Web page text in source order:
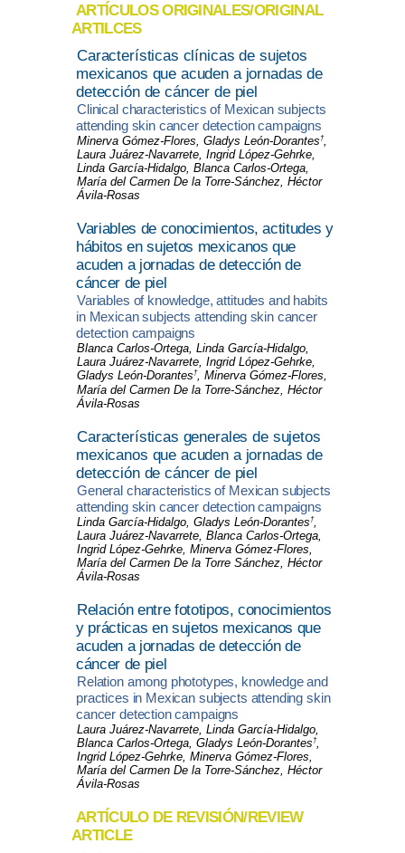
ARTÍCULOS ORIGINALES/ORIGINAL
ARTILCES
Características clínicas de sujetos
mexicanos que acuden a jornadas de
detección de cáncer de piel
Clinical characteristics of Mexican subjects
attending skin cancer detection campaigns
Minerva Gómez-Flores, Gladys León-Dorantes †,
Laura Juárez-Navarrete, Ingrid López-Gehrke,
Linda García-Hidalgo, Blanca Carlos-Ortega,
María del Carmen De la Torre-Sánchez, Héctor
Ávila-Rosas
Variables de conocimientos, actitudes y
hábitos en sujetos mexicanos que
acuden a jornadas de detección de
cáncer de piel
Variables of knowledge, attitudes and habits
in Mexican subjects attending skin cancer
detection campaigns
Blanca Carlos-Ortega, Linda García-Hidalgo,
Laura Juárez-Navarrete, Ingrid López-Gehrke,
Gladys León-Dorantes †, Minerva Gómez-Flores,
María del Carmen De la Torre-Sánchez, Héctor
Ávila-Rosas
Características generales de sujetos
mexicanos que acuden a jornadas de
detección de cáncer de piel
General characteristics of Mexican subjects
attending skin cancer detection campaigns
Linda García-Hidalgo, Gladys León-Dorantes †,
Laura Juárez-Navarrete, Blanca Carlos-Ortega,
Ingrid López-Gehrke, Minerva Gómez-Flores,
María del Carmen De la Torre Sánchez, Héctor
Ávila-Rosas
Relación entre fototipos, conocimientos
y prácticas en sujetos mexicanos que
acuden a jornadas de detección de
cáncer de piel
Relation among phototypes, knowledge and
practices in Mexican subjects attending skin
cancer detection campaigns
Laura Juárez-Navarrete, Linda García-Hidalgo,
Blanca Carlos-Ortega, Gladys León-Dorantes †,
Ingrid López-Gehrke, Minerva Gómez-Flores,
María del Carmen De la Torre-Sánchez, Héctor
Ávila-Rosas
ARTÍCULO DE REVISIÓN/REVIEW
ARTICLE